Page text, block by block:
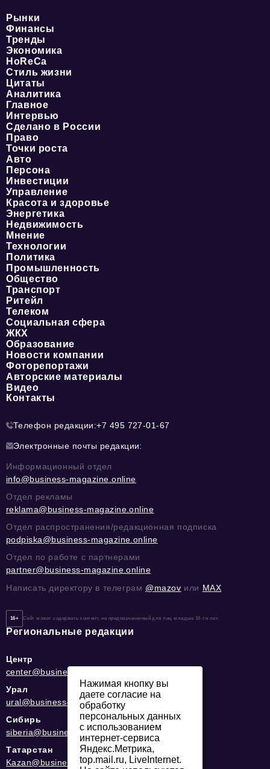
Рынки
Финансы
Тренды
Экономика
HoReCa
Стиль жизни
Цитаты
Аналитика
Главное
Интервью
Сделано в России
Право
Точки роста
Авто
Персона
Инвестиции
Управление
Красота и здоровье
Энергетика
Недвижимость
Мнение
Технологии
Политика
Промышленность
Общество
Транспорт
Ритейл
Телеком
Социальная сфера
ЖКХ
Образование
Новости компании
Фоторепортажи
Авторские материалы
Видео
Контакты
Телефон редакции:+7 495 727-01-67
Электронные почты редакции:
Информационный отдел
info@business-magazine.online
Отдел рекламы
reklama@business-magazine.online
Отдел распространения/редакционная подписка
podpiska@business-magazine.online
Отдел по работе с партнерами
partner@business-magazine.online
Написать директору в телеграм @mazov или MAX
16+ Сайт может содержать контент, не предназначенный для лиц младше 16-ти лет.
Региональные редакции
Центр
center@business-magazine.online
Урал
ural@business-magazine.online
Сибирь
siberia@business-magazine.online
Татарстан
Kazan@business-magazine.online
Нажимая кнопку вы
даете согласие на
обработку
персональных данных
с использованием
интернет-сервиса
Яндекс.Метрика,
top.mail.ru, LiveInternet.